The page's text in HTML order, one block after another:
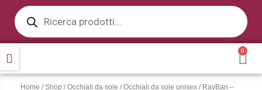
contenuto
Products
search
0
Home /Shop /Occhiali da sole /Occhiali da sole unisex / RayBan –